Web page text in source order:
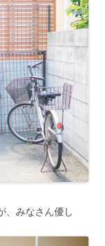
、みなさん優し